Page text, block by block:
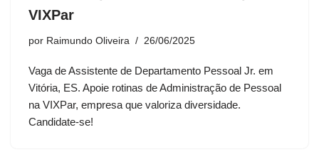
VIXPar
por Raimundo Oliveira 26/06/2025
Vaga de Assistente de Departamento Pessoal Jr. em
Vitória, ES. Apoie rotinas de Administração de Pessoal
na VIXPar, empresa que valoriza diversidade.
Candidate-se!